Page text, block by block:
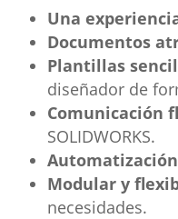
Una
Documentos
Plantillas
diseñador de
Comunicación
SOLIDWORKS.
Modular y
necesidades.